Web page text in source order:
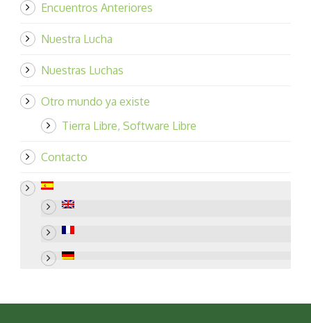
Encuentros Anteriores
Nuestra Lucha
Nuestras Luchas
Otro mundo ya existe
Tierra Libre, Software Libre
Contacto